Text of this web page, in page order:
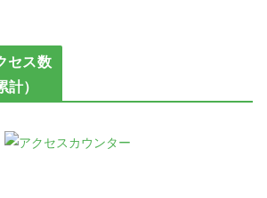
セス数
）